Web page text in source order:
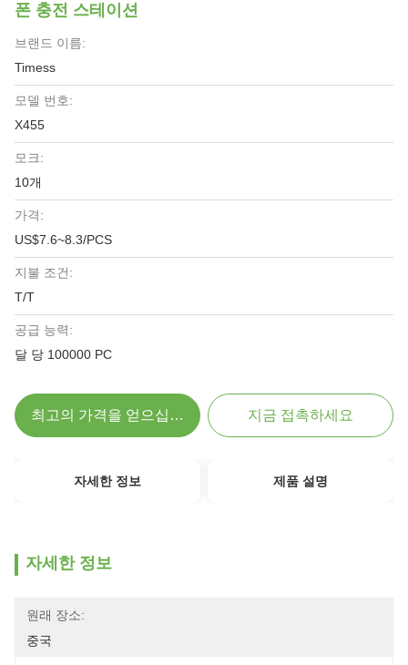
폰 충전 스테이션
브랜드 이름:
Timess
모델 번호:
X455
모크:
10개
가격:
US$7.6~8.3/PCS
지불 조건:
T/T
공급 능력:
달 당 100000 PC
최고의 가격을 얻으십시오 지금 접촉하세요
자세한 정보 제품 설명
자세한 정보
원래 장소:
중국